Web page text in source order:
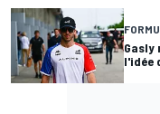
l'idée